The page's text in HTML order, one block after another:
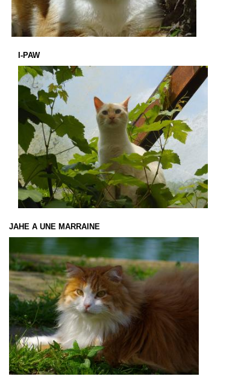
I-PAW
JAHE A UNE MARRAINE